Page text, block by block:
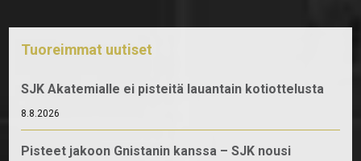
Tuoreimmat uutiset
SJK Akatemialle ei pisteitä lauantain kotiottelusta
8.8.2026
Pisteet jakoon Gnistanin kanssa – SJK nousi